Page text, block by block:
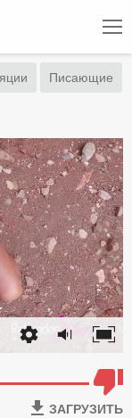
Писающие
ЗАГРУЗИТЬ